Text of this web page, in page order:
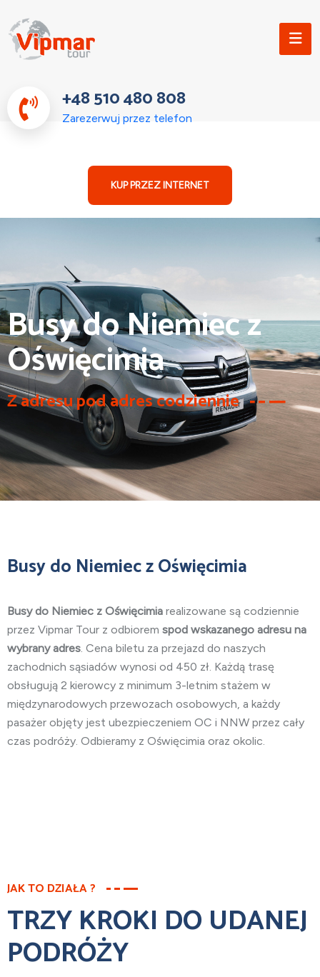
+48 510 480 808
Zarezerwuj przez telefon
KUP PRZEZ INTERNET
Busy do Niemiec z
Oświęcimia
Z adresu pod adres codziennie
Busy do Niemiec z Oświęcimia
Busy do Niemiec z Oświęcimia realizowane są codziennie
przez Vipmar Tour z odbiorem spod wskazanego adresu na
wybrany adres. Cena biletu za przejazd do naszych
zachodnich sąsiadów wynosi od 450 zł. Każdą trasę
obsługują 2 kierowcy z minimum 3-letnim stażem w
międzynarodowych przewozach osobowych, a każdy
pasażer objęty jest ubezpieczeniem OC i NNW przez cały
czas podróży. Odbieramy z Oświęcimia oraz okolic.
JAK TO DZIAŁA ?
TRZY KROKI DO UDANEJ
PODRÓŻY